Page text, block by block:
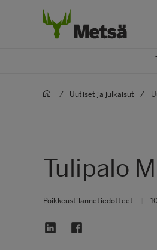
/ Uutiset ja julkaisut /
Tulipalo
Poikkeustilannetiedotteet